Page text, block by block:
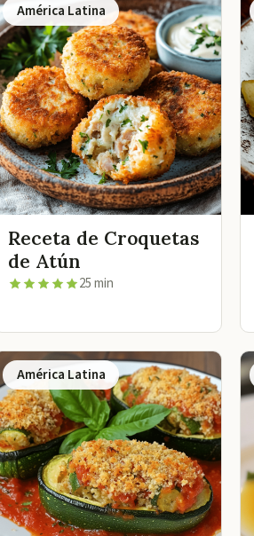
América Latina
Receta de Croquetas
de Atún
25 min
América Latina